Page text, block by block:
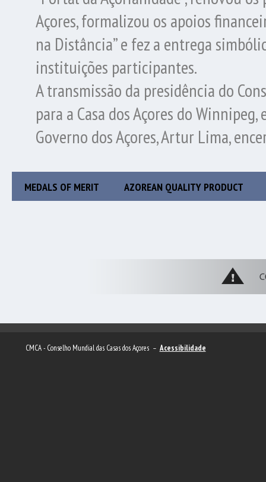
Açores, formalizou os apoios
na Distância” e fez a entrega
instituições participantes.
A transmissão da presidência do
para a Casa dos Açores do
Governo dos Açores, Artur Lima,
MEDALS OF MERIT AZOREAN QUALITY PRODUCT
CMCA - Conselho Mundial das Casas dos Açores – Acessibilidade